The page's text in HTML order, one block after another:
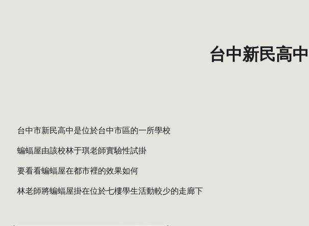
台中新民高中
台中市新民高中是位於台中市區的一所學校
蝙蝠屋由該校林于琪老師實驗性試掛
要看看蝙蝠屋在都市裡的效果如何
林老師將蝙蝠屋掛在位於七樓學生活動較少的走廊下